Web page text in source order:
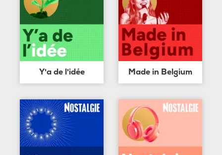
Y'a de l'idée Made in Belgium